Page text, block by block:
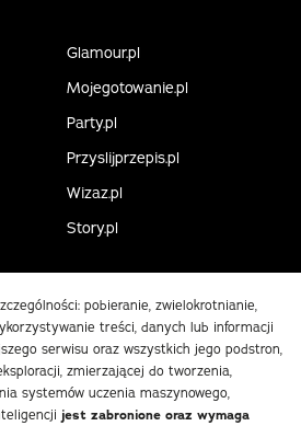
Glamour.pl
Mojegotowanie.pl
Party.pl
Przyslijprzepis.pl
Wizaz.pl
Story.pl
pobieranie, zwielokrotnianie,
treści, danych lub informacji
serwisu oraz wszystkich jego podstron,
zmierzającej do tworzenia,
systemów uczenia maszynowego,
jest zabronione oraz wymaga